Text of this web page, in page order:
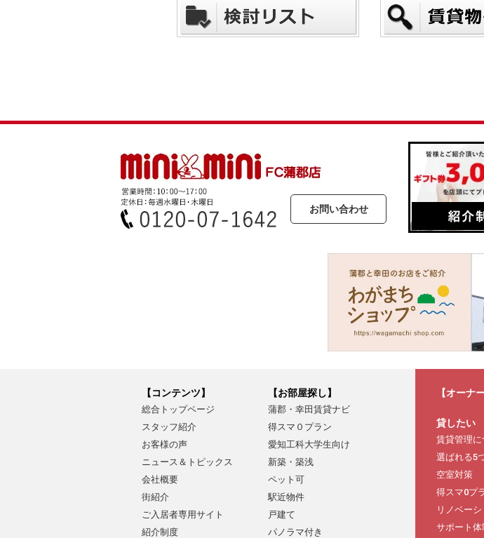
お問い合わせ
【コンテンツ】
総合トップページ
スタッフ紹介
お客様の声
ニュース＆トピックス
会社概要
街紹介
ご入居者専用サイト
紹介制度
【お部屋探し】
蒲郡・幸田賃貸ナビ
得スマ０プラン
愛知工科大学生向け
新築・築浅
ペット可
駅近物件
戸建て
パノラマ付き
【オーナ
貸したい
賃貸管理に
選ばれる5
空室対策
得スマ0プ
リノベーシ
サポート体